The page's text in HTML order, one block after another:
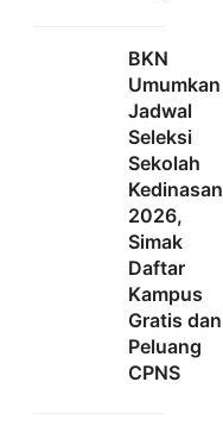
BKN
Umumkan
Jadwal
Seleksi
Sekolah
Kedinasan
2026,
Simak
Daftar
Kampus
Gratis dan
Peluang
CPNS